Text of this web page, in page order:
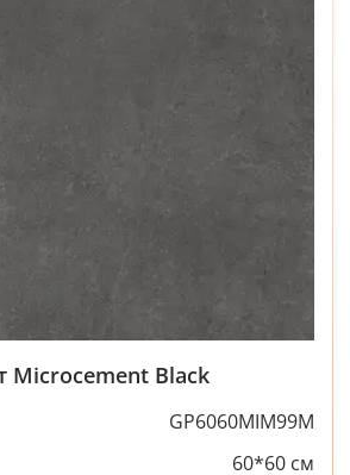
Microcement Black
GP6060MIM99M
60*60 см